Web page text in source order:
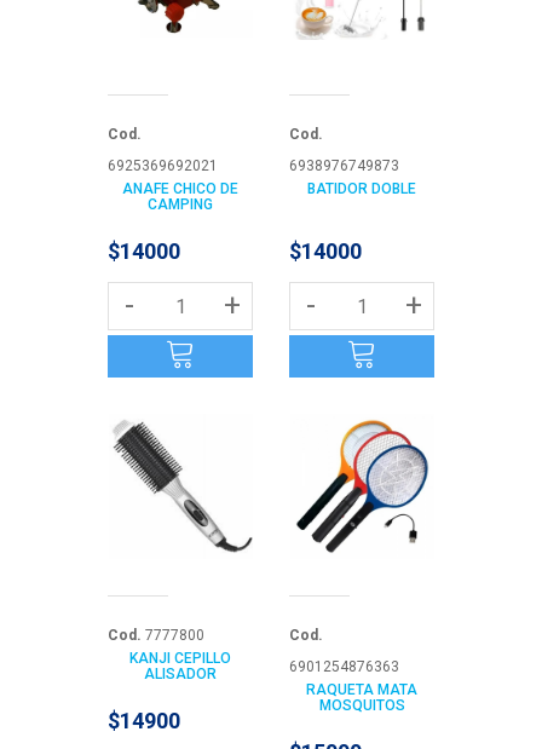
Cod.
6925369692021
ANAFE CHICO DE
CAMPING
$14000
- +
Cod.
6938976749873
BATIDOR DOBLE
$14000
- +
Cod. 7777800
KANJI CEPILLO
ALISADOR
$14900
Cod.
6901254876363
RAQUETA MATA
MOSQUITOS